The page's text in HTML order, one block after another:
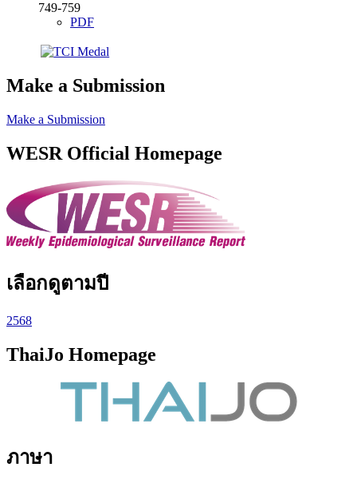
749-759
PDF
Make a Submission
Make a Submission
WESR Official Homepage
เลือกดูตามปี
2568
ThaiJo Homepage
ภาษา